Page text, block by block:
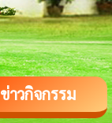
ข่าวกิจกรรม